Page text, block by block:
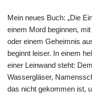
Mein neues Buch: „Die
einem Mord beginnen,
oder einem Geheimnis
beginnt leiser. In einem
einer Leinwand steht:
Wassergläser,
das nicht gekommen ist,